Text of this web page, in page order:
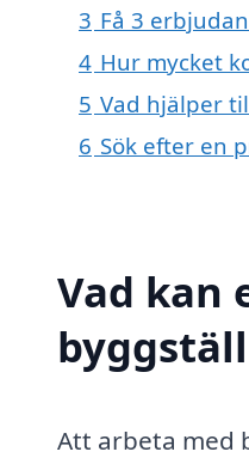
3 Få 3
4 Hur mycket
5 Vad hjälper
6 Sök efter en
Vad kan
Att arbeta med